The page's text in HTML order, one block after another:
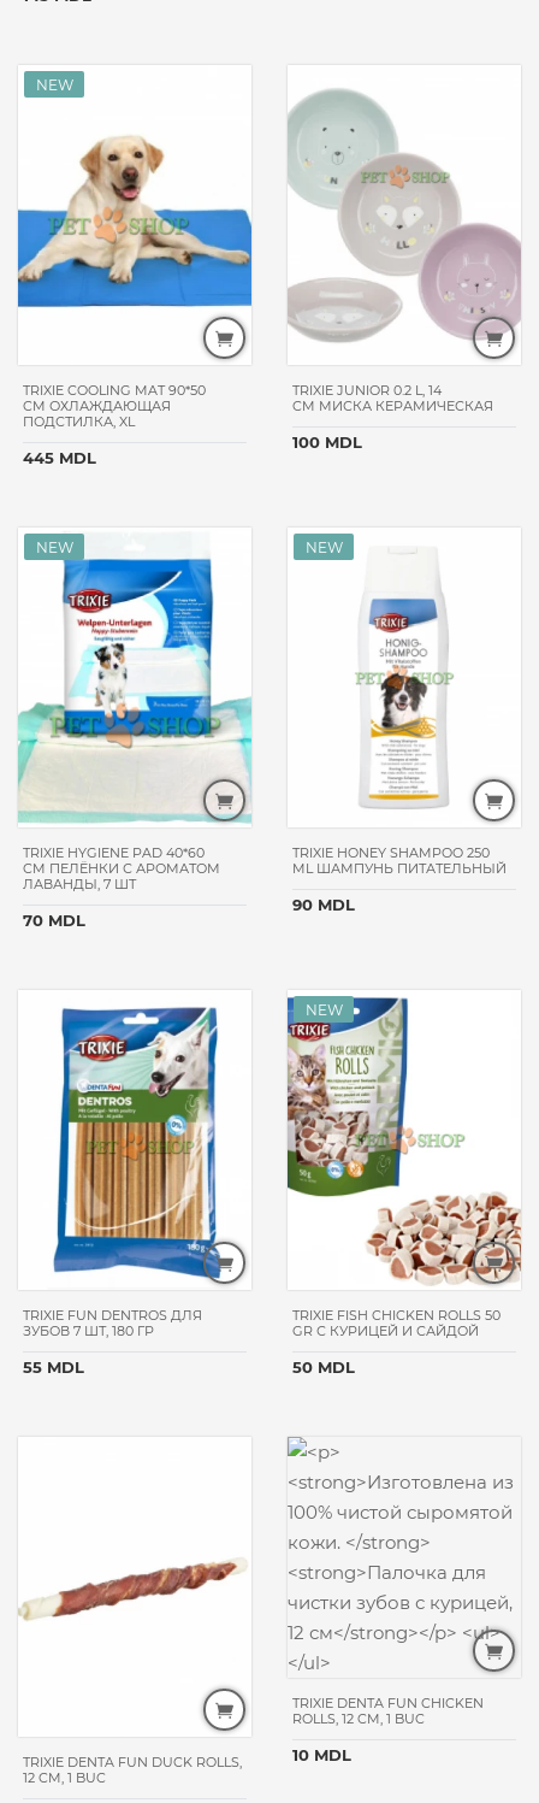
рыба
TRIXIE COOLING MAT 90*50
CM ОХЛАЖДАЮЩАЯ
ПОДСТИЛКА, XL
445 MDL
TRIXIE JUNIOR 0.2 L, 14
CM МИСКА КЕРАМИЧЕСКАЯ
100 MDL
TRIXIE HYGIENE PAD 40*60
CM ПЕЛЁНКИ С АРОМАТОМ
ЛАВАНДЫ, 7 ШТ
70 MDL
TRIXIE HONEY SHAMPOO 250
ML ШАМПУНЬ ПИТАТЕЛЬНЫЙ
90 MDL
TRIXIE FUN DENTROS ДЛЯ
ЗУБОВ 7 ШТ, 180 ГР
55 MDL
TRIXIE FISH CHICKEN ROLLS 50
GR С КУРИЦЕЙ И САЙДОЙ
50 MDL
TRIXIE DENTA FUN DUCK ROLLS,
12 CM, 1 BUC
TRIXIE DENTA FUN CHICKEN
ROLLS, 12 CM, 1 BUC
10 MDL